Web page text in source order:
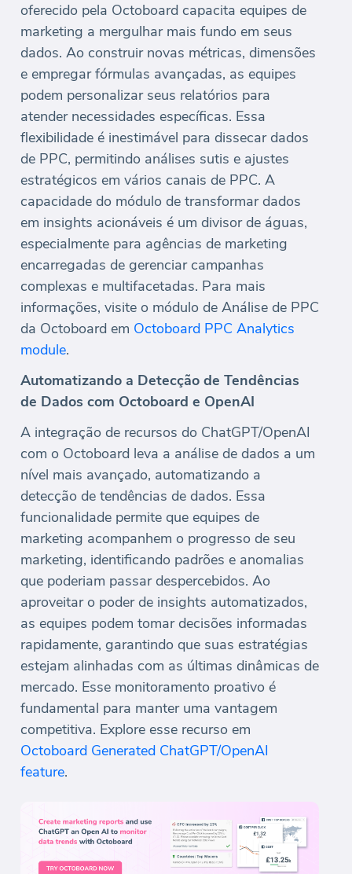
oferecido pela Octoboard capacita equipes de
marketing a mergulhar mais fundo em seus
dados. Ao construir novas métricas, dimensões
e empregar fórmulas avançadas, as equipes
podem personalizar seus relatórios para
atender necessidades específicas. Essa
flexibilidade é inestimável para dissecar dados
de PPC, permitindo análises sutis e ajustes
estratégicos em vários canais de PPC. A
capacidade do módulo de transformar dados
em insights acionáveis é um divisor de águas,
especialmente para agências de marketing
encarregadas de gerenciar campanhas
complexas e multifacetadas. Para mais
informações, visite o módulo de Análise de PPC
da Octoboard em Octoboard PPC Analytics
module.
Automatizando a Detecção de Tendências
de Dados com Octoboard e OpenAI
A integração de recursos do ChatGPT/OpenAI
com o Octoboard leva a análise de dados a um
nível mais avançado, automatizando a
detecção de tendências de dados. Essa
funcionalidade permite que equipes de
marketing acompanhem o progresso de seu
marketing, identificando padrões e anomalias
que poderiam passar despercebidos. Ao
aproveitar o poder de insights automatizados,
as equipes podem tomar decisões informadas
rapidamente, garantindo que suas estratégias
estejam alinhadas com as últimas dinâmicas de
mercado. Esse monitoramento proativo é
fundamental para manter uma vantagem
competitiva. Explore esse recurso em
Octoboard Generated ChatGPT/OpenAI
feature.